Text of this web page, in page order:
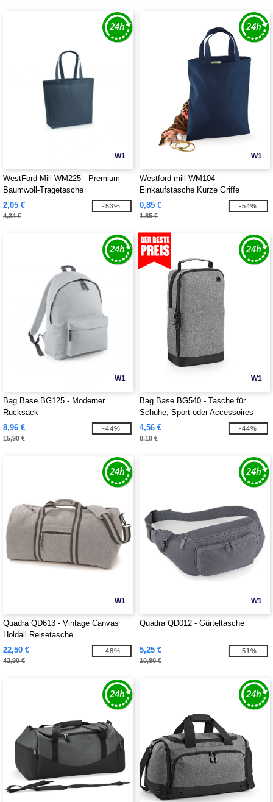
W1
WestFord Mill WM225 - Premium
Baumwoll-Tragetasche
2,05 €
4,34 €
-53%
W1
Westford mill WM104 -
Einkaufstasche Kurze Griffe
0,85 €
1,85 €
-54%
W1
Bag Base BG125 - Moderner
Rucksack
8,96 €
15,90 €
-44%
W1
Bag Base BG540 - Tasche für
Schuhe, Sport oder Accessoires
4,56 €
8,10 €
-44%
W1
Quadra QD613 - Vintage Canvas
Holdall Reisetasche
22,50 €
42,90 €
-48%
W1
Quadra QD012 - Gürteltasche
5,25 €
10,80 €
-51%